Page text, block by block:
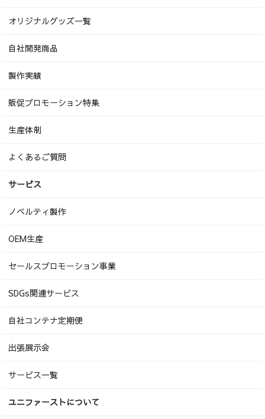
オリジナルグッズ一覧
自社開発商品
製作実績
販促プロモーション特集
生産体制
よくあるご質問
サービス
ノベルティ製作
OEM生産
セールスプロモーション事業
SDGs関連サービス
自社コンテナ定期便
出張展示会
サービス一覧
ユニファーストについて